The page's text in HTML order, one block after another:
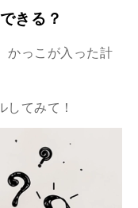
きる？
かっこが入った計
てみて！